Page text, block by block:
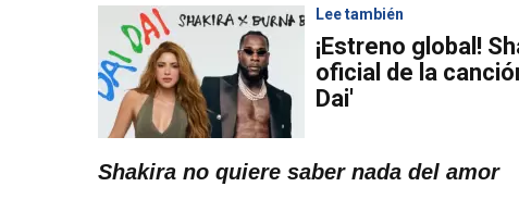
Lee también
¡Estreno global!
oficial de la
Dai'
Shakira no quiere saber nada del amor